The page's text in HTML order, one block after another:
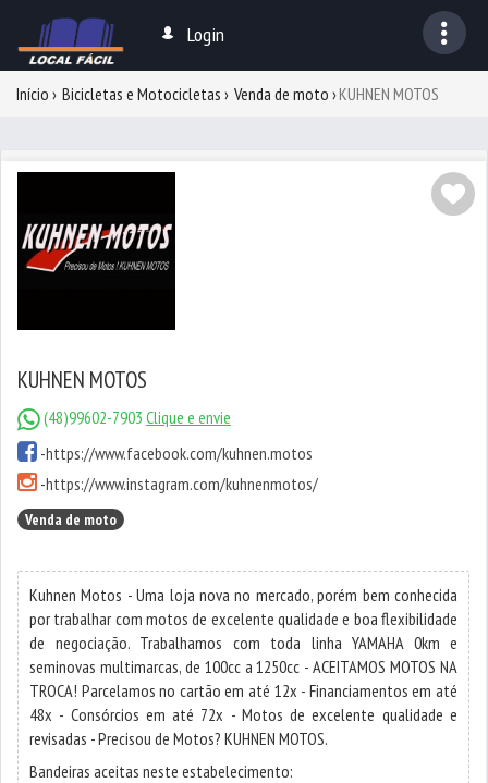
Login
Início Bicicletas e Motocicletas Venda de moto KUHNEN MOTOS
KUHNEN MOTOS
(48)99602-7903 Clique e envie
-https://www.facebook.com/kuhnen.motos
-https://www.instagram.com/kuhnenmotos/
Venda de moto
Kuhnen Motos - Uma loja nova no mercado, porém bem conhecida
por trabalhar com motos de excelente qualidade e boa flexibilidade
de negociação. Trabalhamos com toda linha YAMAHA 0km e
seminovas multimarcas, de 100cc a 1250cc - ACEITAMOS MOTOS NA
TROCA! Parcelamos no cartão em até 12x - Financiamentos em até
48x - Consórcios em até 72x - Motos de excelente qualidade e
revisadas - Precisou de Motos? KUHNEN MOTOS.
Bandeiras aceitas neste estabelecimento: